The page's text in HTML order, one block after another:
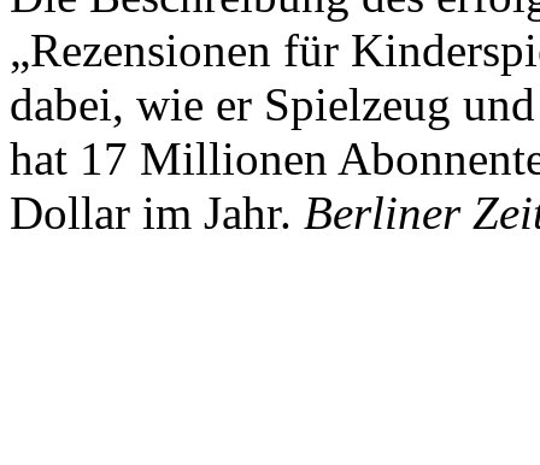
„Rezensionen für
dabei, wie er Spielzeug
hat 17 Millionen
Dollar im Jahr. Berliner